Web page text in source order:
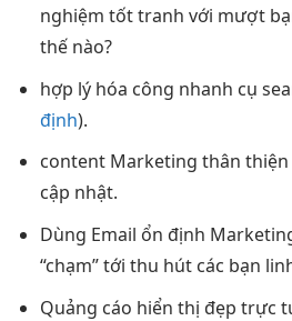
nghiệm tốttranh với mượt
thế nào?
hợp lý hóa công nhanh cụ
định).
content Marketing thân thiện
cập nhật.
Dùng Email ổn định
“chạm” tới thu hútcác bạn
Quảng cáo hiển thị đẹp trực